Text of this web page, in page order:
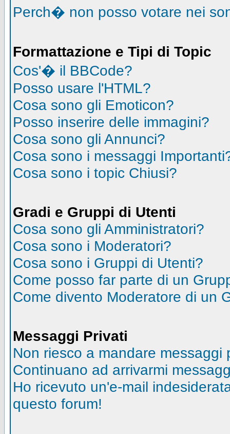
Perch� non posso votare nei
Formattazione e Tipi di Topic
Cos'� il BBCode?
Posso usare l'HTML?
Cosa sono gli Emoticon?
Posso inserire delle immagini?
Cosa sono gli Annunci?
Cosa sono i messaggi
Cosa sono i topic Chiusi?
Gradi e Gruppi di Utenti
Cosa sono gli Amministratori?
Cosa sono i Moderatori?
Cosa sono i Gruppi di Utenti?
Come posso far parte di un
Come divento Moderatore di un
Messaggi Privati
Non riesco a mandare messaggi
Continuano ad arrivarmi
Ho ricevuto un'e-mail
questo forum!